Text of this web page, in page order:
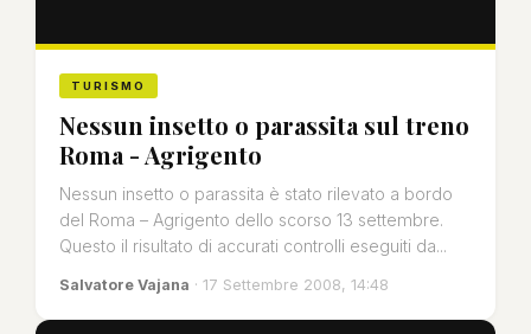
TURISMO
Nessun insetto o parassita sul treno
Roma - Agrigento
Nessun insetto o parassita è stato rilevato a bordo
del Roma – Agrigento dello scorso 13 settembre.
Questo il risultato di accurati controlli eseguiti da...
Salvatore Vajana · 17 Settembre 2008, 14:48